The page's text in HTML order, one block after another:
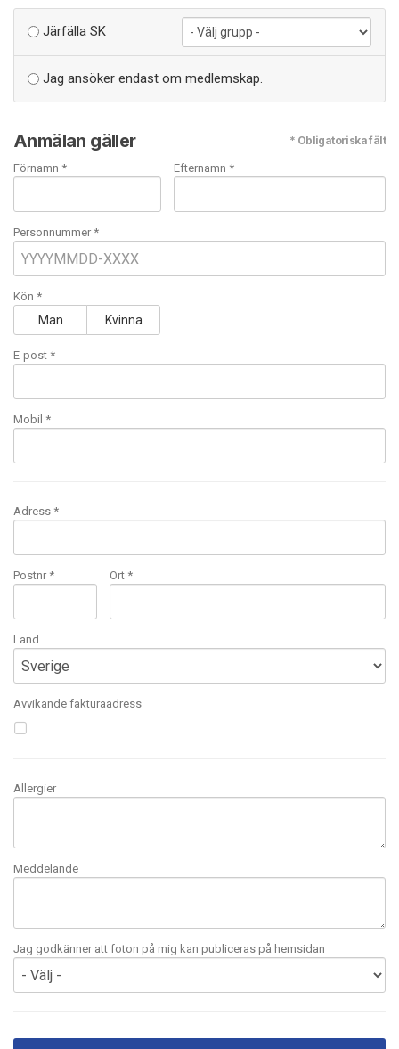
Järfälla SK
Jag ansöker endast om medlemskap.
Anmälan gäller * Obligatoriska fält
Förnamn * Efternamn *
Personnummer *
Kön *
Man Kvinna
E-post *
Mobil *
Adress *
Postnr * Ort *
Land
Avvikande fakturaadress
Allergier
Meddelande
Jag godkänner att foton på mig kan publiceras på hemsidan